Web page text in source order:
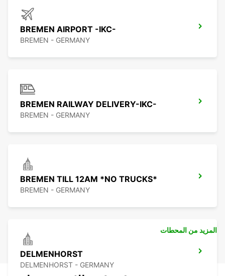
BREMEN AIRPORT -IKC-
BREMEN - GERMANY
BREMEN RAILWAY DELIVERY-IKC-
BREMEN - GERMANY
BREMEN TILL 12AM *NO TRUCKS*
BREMEN - GERMANY
DELMENHORST
DELMENHORST - GERMANY
المزيد من المحطات